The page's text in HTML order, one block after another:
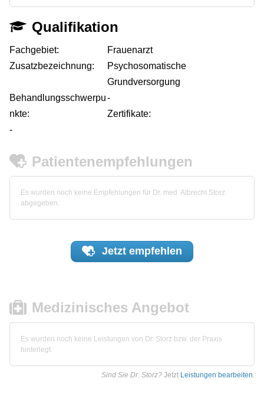
Qualifikation
Fachgebiet:
Frauenarzt
Zusatzbezeichnung:
Psychosomatische
Grundversorgung
Behandlungsschwerpu
nkte:
-
Zertifikate:
-
Patientenempfehlungen
Es wurden noch keine Empfehlungen für Dr. med. Albrecht Storz
abgegeben.
Jetzt empfehlen
Medizinisches Angebot
Es wurden noch keine Leistungen von Dr. Storz bzw. der Praxis
hinterlegt.
Sind Sie Dr. Storz? Jetzt Leistungen bearbeiten.